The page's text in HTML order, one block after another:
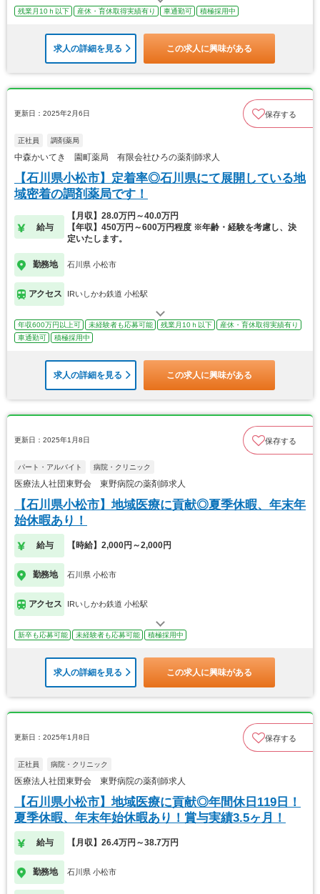
残業月10ｈ以下 産休・育休取得実績有り 車通勤可 積極採用中
求人の詳細を見る この求人に興味がある
更新日：2025年2月6日 保存する
正社員 調剤薬局
中森かいてき 園町薬局 有限会社ひろの薬剤師求人
【石川県小松市】定着率◎石川県にて展開している地
域密着の調剤薬局です！
給与
【月収】28.0万円～40.0万円
【年収】450万円～600万円程度 ※年齢・経験を考慮し、決
定いたします。
勤務地 石川県 小松市
アクセス IRいしかわ鉄道 小松駅
年収600万円以上可 未経験者も応募可能 残業月10ｈ以下
産休・育休取得実績有り
車通勤可
積極採用中
求人の詳細を見る この求人に興味がある
更新日：2025年1月8日 保存する
パート・アルバイト 病院・クリニック
医療法人社団東野会 東野病院の薬剤師求人
【石川県小松市】地域医療に貢献◎夏季休暇、年末年
始休暇あり！
給与 【時給】2,000円～2,000円
勤務地 石川県 小松市
アクセス IRいしかわ鉄道 小松駅
新卒も応募可能 未経験者も応募可能 積極採用中
求人の詳細を見る この求人に興味がある
更新日：2025年1月8日 保存する
正社員 病院・クリニック
医療法人社団東野会 東野病院の薬剤師求人
【石川県小松市】地域医療に貢献◎年間休日119日！
夏季休暇、年末年始休暇あり！賞与実績3.5ヶ月！
給与 【月収】26.4万円～38.7万円
勤務地 石川県 小松市